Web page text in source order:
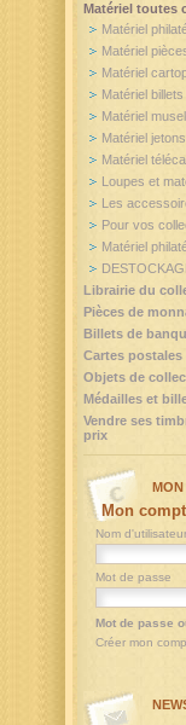
Matériel toutes
Matériel
Matériel
Matériel
Matériel
Matériel
Matériel
Matériel
Loupes et
Les
Pour vos
Matériel
Librairie du
Pièces de
Billets de
Cartes postales
Objets de
Médailles et
Vendre ses
prix
MON
Mon
Nom d'utilisateur
Mot de passe
Mot de passe
Créer mon